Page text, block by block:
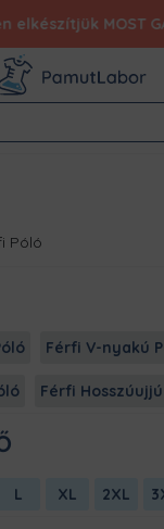
MOST
Póló
Férfi V-nyakú
Férfi
L XL 2XL